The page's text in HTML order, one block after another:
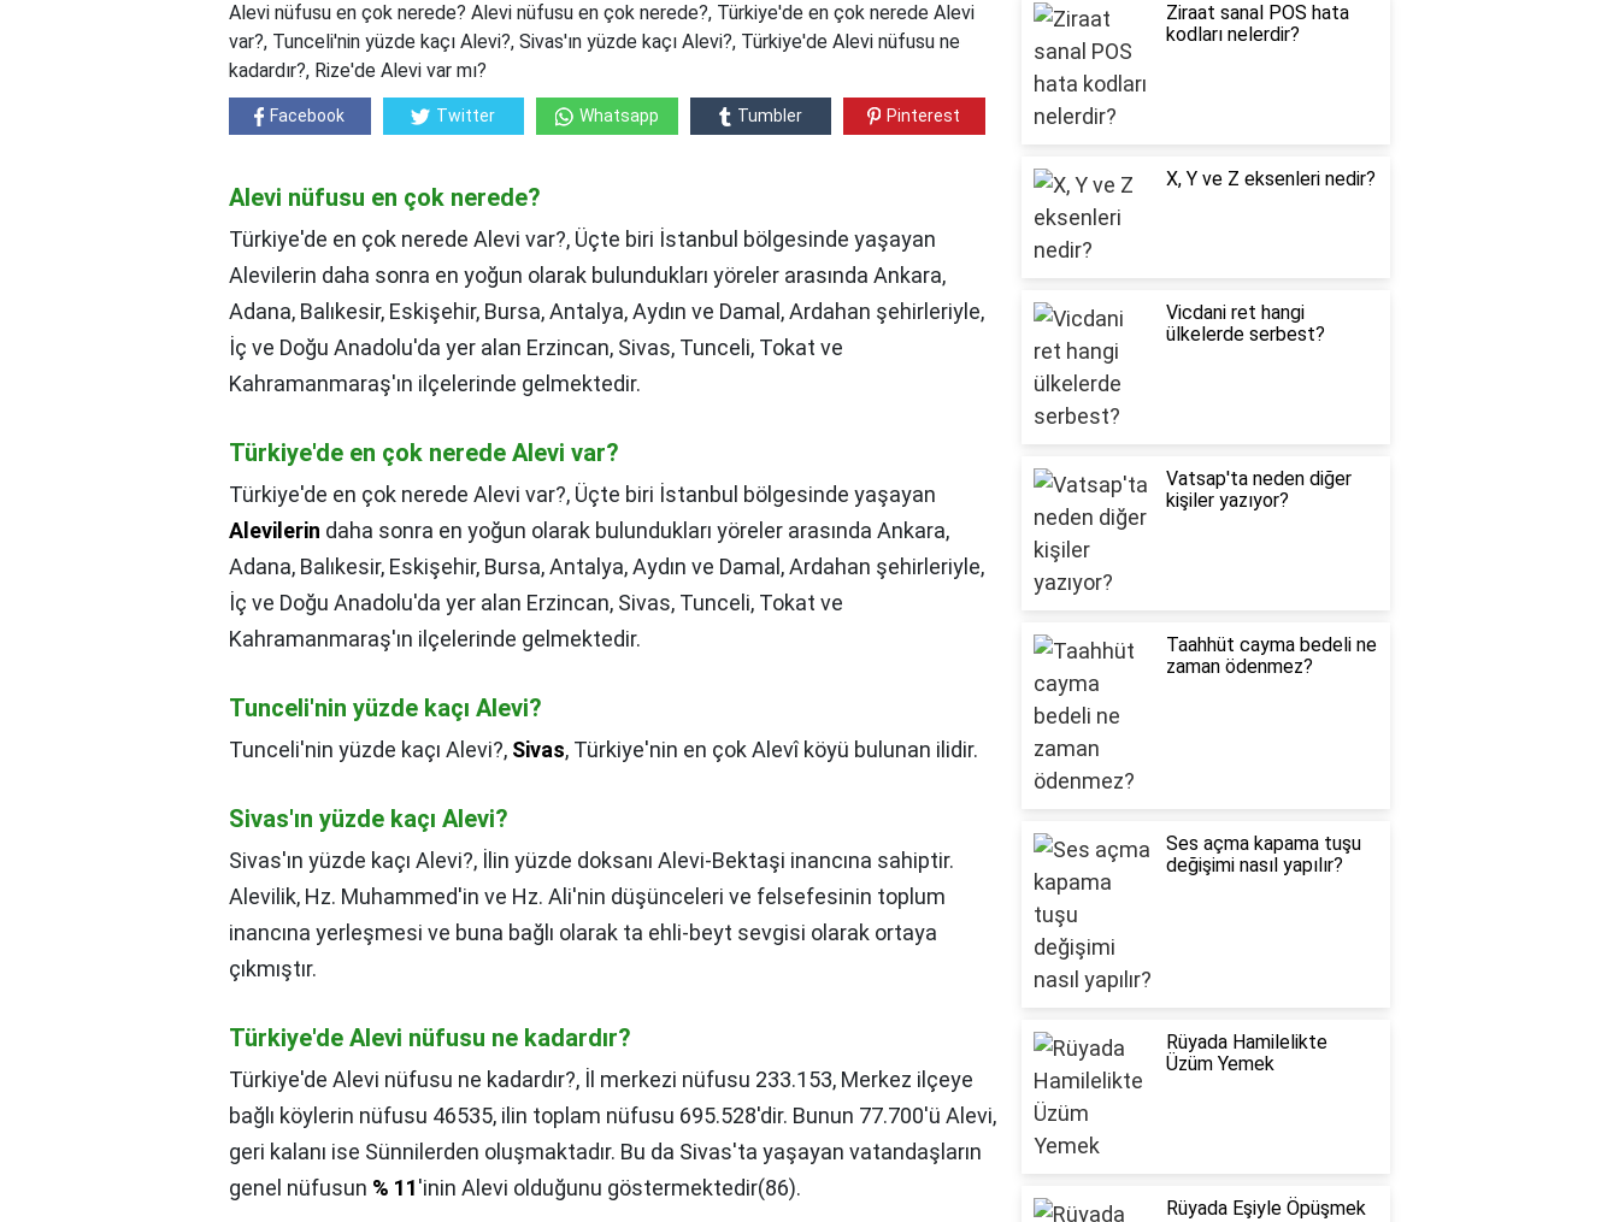
Alevi nüfusu en çok nerede? Alevi nüfusu en çok nerede?, Türkiye'de en çok nerede Alevi
var?, Tunceli'nin yüzde kaçı Alevi?, Sivas'ın yüzde kaçı Alevi?, Türkiye'de Alevi nüfusu ne
kadardır?, Rize'de Alevi var mı?
Facebook Twitter Whatsapp Tumbler Pinterest
Alevi nüfusu en çok nerede?
Türkiye'de en çok nerede Alevi var?, Üçte biri İstanbul bölgesinde yaşayan
Alevilerin daha sonra en yoğun olarak bulundukları yöreler arasında Ankara,
Adana, Balıkesir, Eskişehir, Bursa, Antalya, Aydın ve Damal, Ardahan şehirleriyle,
İç ve Doğu Anadolu'da yer alan Erzincan, Sivas, Tunceli, Tokat ve
Kahramanmaraş'ın ilçelerinde gelmektedir.
Türkiye'de en çok nerede Alevi var?
Türkiye'de en çok nerede Alevi var?, Üçte biri İstanbul bölgesinde yaşayan
Alevilerin daha sonra en yoğun olarak bulundukları yöreler arasında Ankara,
Adana, Balıkesir, Eskişehir, Bursa, Antalya, Aydın ve Damal, Ardahan şehirleriyle,
İç ve Doğu Anadolu'da yer alan Erzincan, Sivas, Tunceli, Tokat ve
Kahramanmaraş'ın ilçelerinde gelmektedir.
Tunceli'nin yüzde kaçı Alevi?
Tunceli'nin yüzde kaçı Alevi?, Sivas, Türkiye'nin en çok Alevî köyü bulunan ilidir.
Sivas'ın yüzde kaçı Alevi?
Sivas'ın yüzde kaçı Alevi?, İlin yüzde doksanı Alevi-Bektaşi inancına sahiptir.
Alevilik, Hz. Muhammed'in ve Hz. Ali'nin düşünceleri ve felsefesinin toplum
inancına yerleşmesi ve buna bağlı olarak ta ehli-beyt sevgisi olarak ortaya
çıkmıştır.
Türkiye'de Alevi nüfusu ne kadardır?
Türkiye'de Alevi nüfusu ne kadardır?, İl merkezi nüfusu 233.153, Merkez ilçeye
bağlı köylerin nüfusu 46535, ilin toplam nüfusu 695.528'dir. Bunun 77.700'ü Alevi,
geri kalanı ise Sünnilerden oluşmaktadır. Bu da Sivas'ta yaşayan vatandaşların
genel nüfusun % 11'inin Alevi olduğunu göstermektedir(86).
Ziraat sanal POS hata
kodları nelerdir?
X, Y ve Z eksenleri nedir?
Vicdani ret hangi
ülkelerde serbest?
Vatsap'ta neden diğer
kişiler yazıyor?
Taahhüt cayma bedeli ne
zaman ödenmez?
Ses açma kapama tuşu
değişimi nasıl yapılır?
Rüyada Hamilelikte
Üzüm Yemek
Rüyada Eşiyle Öpüşmek